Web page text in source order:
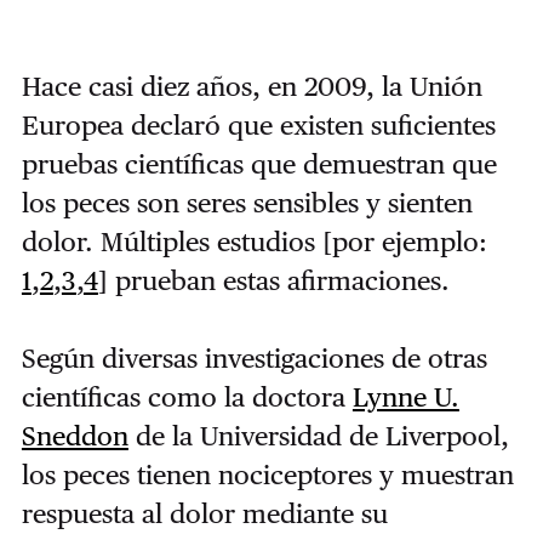
Hace casi diez años, en 2009, la Unión
Europea declaró que existen suficientes
pruebas científicas que demuestran que
los peces son seres sensibles y sienten
dolor. Múltiples estudios [por ejemplo:
1,2,3,4] prueban estas afirmaciones.
Según diversas investigaciones de otras
científicas como la doctora Lynne U.
Sneddon de la Universidad de Liverpool,
los peces tienen nociceptores y muestran
respuesta al dolor mediante su